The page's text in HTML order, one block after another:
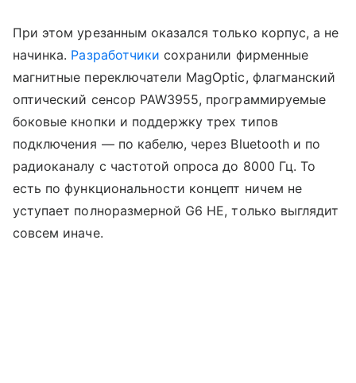
При этом урезанным оказался только корпус, а не
начинка. Разработчики сохранили фирменные
магнитные переключатели MagOptic, флагманский
оптический сенсор PAW3955, программируемые
боковые кнопки и поддержку трех типов
подключения — по кабелю, через Bluetooth и по
радиоканалу с частотой опроса до 8000 Гц. То
есть по функциональности концепт ничем не
уступает полноразмерной G6 HE, только выглядит
совсем иначе.